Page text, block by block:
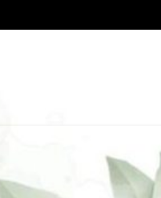
az ESG tanúsításról szóló